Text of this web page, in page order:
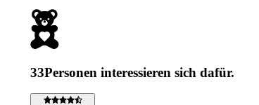
33Personen interessieren sich dafür.